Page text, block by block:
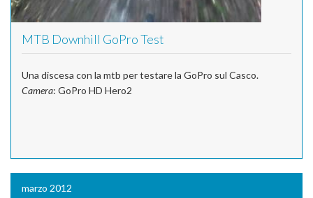
MTB Downhill GoPro Test
Una discesa con la mtb per testare la GoPro sul Casco.
Camera: GoPro HD Hero2
marzo 2012